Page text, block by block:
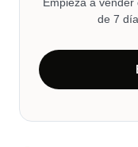
Empieza a
de 7